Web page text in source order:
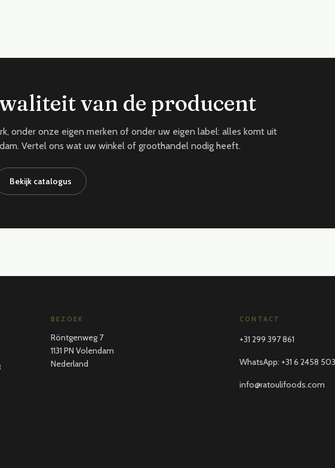
van de producent
onder onze eigen merken of onder uw eigen label: alles komt uit
Vertel ons wat uw winkel of groothandel nodig heeft.
Bekijk catalogus
BEZOEK
Röntgenweg 7
1131 PN Volendam
Nederland
CONTACT
+31 299 397 861
WhatsApp: +31 6 2458
info@ratoulifoods.com